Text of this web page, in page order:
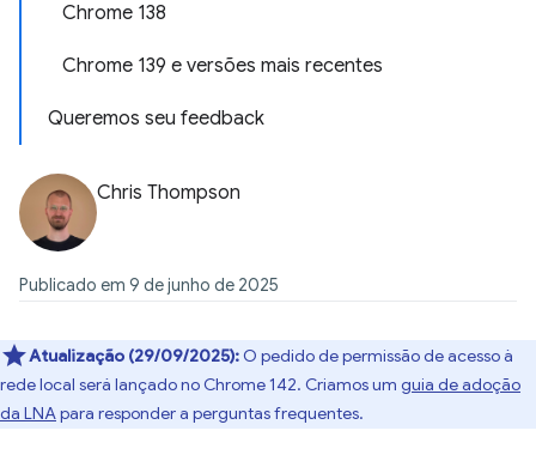
Chrome 138
Chrome 139 e versões mais recentes
Queremos seu feedback
Chris Thompson
Publicado em 9 de junho de 2025
Atualização (29/09/2025): O pedido de permissão de acesso à
rede local será lançado no Chrome 142. Criamos um guia de adoção
da LNApara responder a perguntas frequentes.